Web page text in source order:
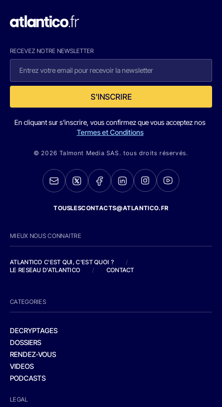
RECEVEZ NOTRE NEWSLETTER
S'INSCRIRE
En cliquant sur s'inscrire, vous confirmez que vous acceptez nos
Termes et Conditions
© 2026 Talmont Media SAS. tous droits réservés.
TOUSLESCONTACTS@ATLANTICO.FR
MIEUX NOUS CONNAITRE
ATLANTICO C'EST QUI, C'EST QUOI ?
/
LE RESEAU D'ATLANTICO
/ CONTACT
CATEGORIES
DECRYPTAGES
DOSSIERS
RENDEZ-VOUS
VIDEOS
PODCASTS
LEGAL